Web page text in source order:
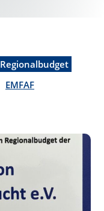
Regionalbudget
EMFAF